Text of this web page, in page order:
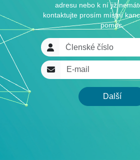
adresu nebo k ní již
kontaktujte prosím místní
pomoc.
Další